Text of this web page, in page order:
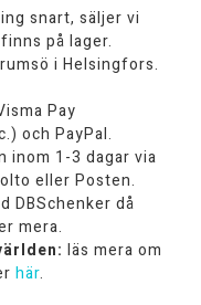
snart, säljer vi
på lager.
i Helsingfors.
Pay
och PayPal.
inom 1-3 dagar via
eller Posten.
DBSchenker då
mera.
läs mera om
här.